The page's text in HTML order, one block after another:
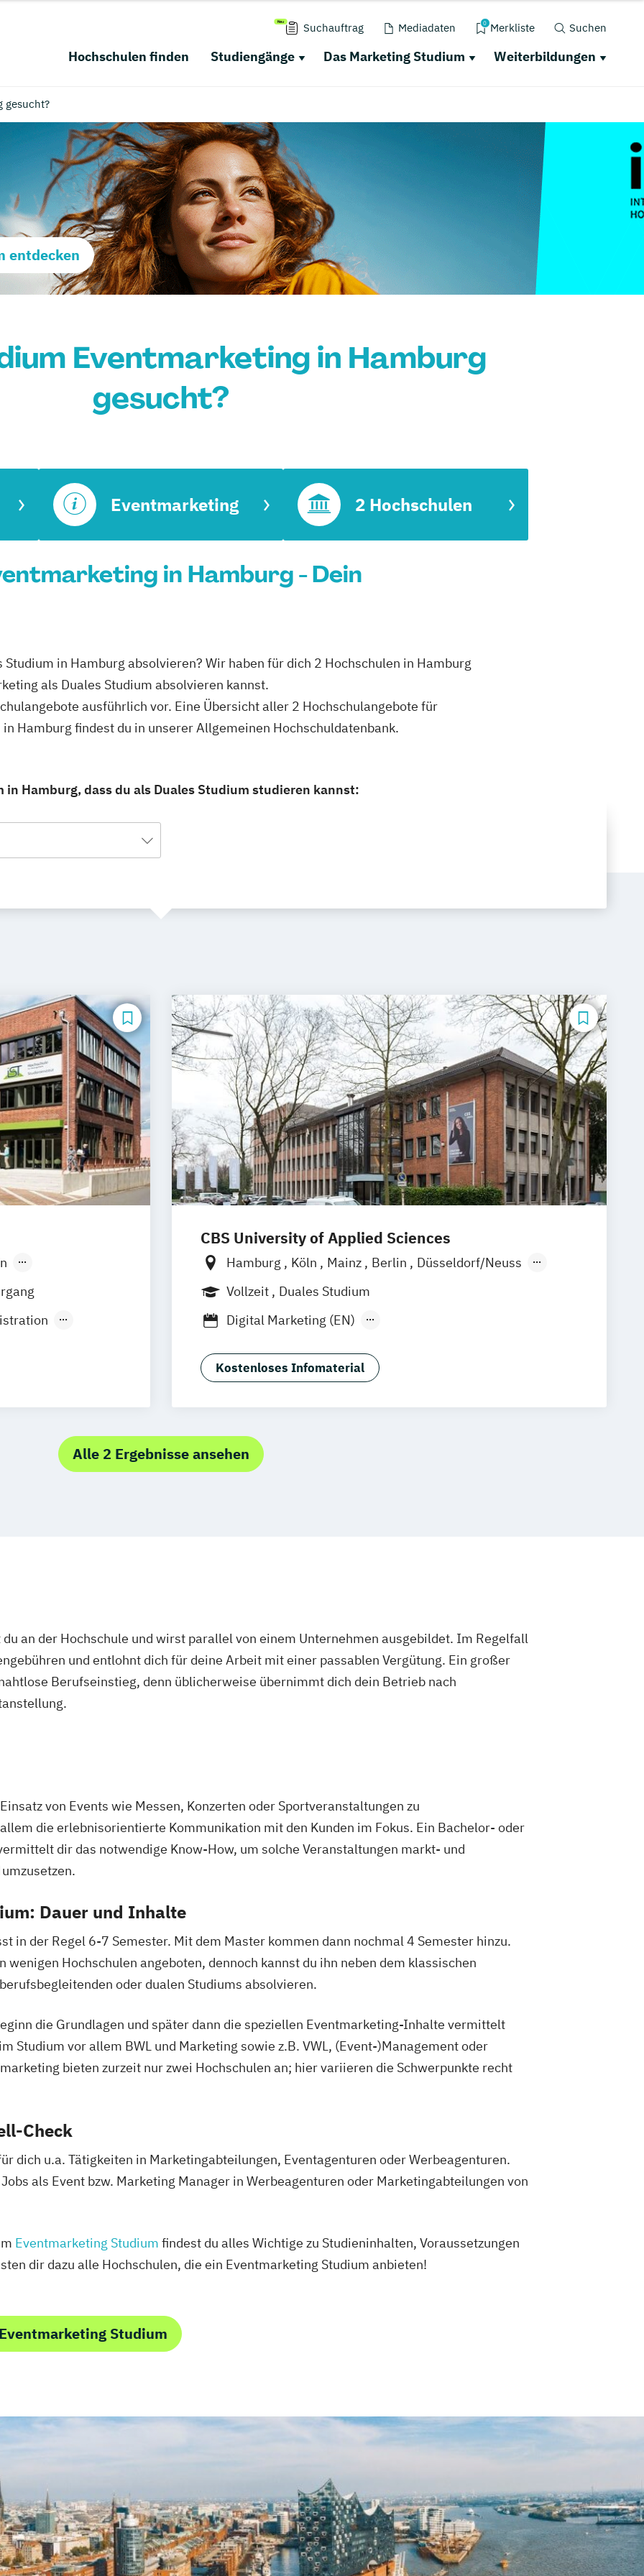
Suchauftrag Mediadaten 0 Merkliste Suchen
Hochschulen finden Studiengänge Das Marketing Studium Weiterbildungen
gesucht?
entdecken
Eventmarketing in Hamburg
gesucht?
Eventmarketing 2 Hochschulen
in Hamburg - Dein
in Hamburg absolvieren? Wir haben für dich 2 Hochschulen in Hamburg
als Duales Studium absolvieren kannst.
ausführlich vor. Eine Übersicht aller 2 Hochschulangebote für
Hamburg findest du in unserer Allgemeinen Hochschuldatenbank.
Hamburg, dass du als Duales Studium studieren kannst:
CBS University of Applied Sciences
Hamburg Köln Mainz Berlin
Düsseldorf/Neuss
Solingen
Rheine Rostock
Vollzeit
Duales Studium
Digital Marketing (EN)
Management (dual)
General Management-Spezialisierung Digital Marketing
Medien- und Eventmanagement (dual)
Kostenloses Infomaterial
Alle 2 Ergebnisse ansehen
an der Hochschule und wirst parallel von einem Unternehmen ausgebildet. Im Regelfall
und entlohnt dich für deine Arbeit mit einer passablen Vergütung. Ein großer
Berufseinstieg, denn üblicherweise übernimmt dich dein Betrieb nach
von Events wie Messen, Konzerten oder Sportveranstaltungen zu
die erlebnisorientierte Kommunikation mit den Kunden im Fokus. Ein Bachelor- oder
dir das notwendige Know-How, um solche Veranstaltungen markt- und
Dauer und Inhalte
in der Regel 6-7 Semester. Mit dem Master kommen dann nochmal 4 Semester hinzu.
wenigen Hochschulen angeboten, dennoch kannst du ihn neben dem klassischen
oder dualen Studiums absolvieren.
die Grundlagen und später dann die speziellen Eventmarketing-Inhalte vermittelt
Studium vor allem BWL und Marketing sowie z.B. VWL, (Event-)Management oder
bieten zurzeit nur zwei Hochschulen an; hier variieren die Schwerpunkte recht
Check
dich u.a. Tätigkeiten in Marketingabteilungen, Eventagenturen oder Werbeagenturen.
als Event bzw. Marketing Manager in Werbeagenturen oder Marketingabteilungen von
Eventmarketing Studium findest du alles Wichtige zu Studieninhalten, Voraussetzungen
dir dazu alle Hochschulen, die ein Eventmarketing Studium anbieten!
Studium